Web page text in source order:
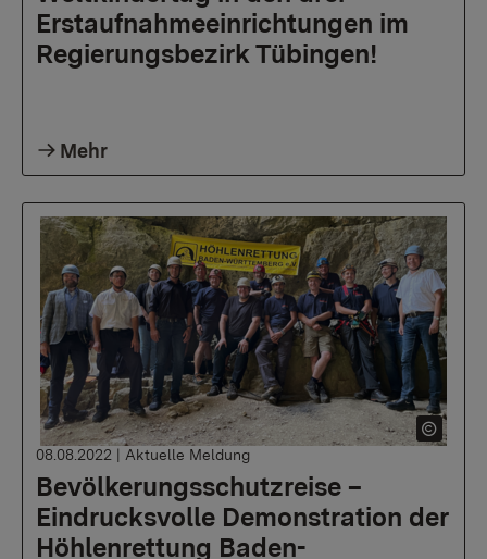
Erstaufnahmeeinrichtungen im
Regierungsbezirk Tübingen!
Mehr
Bevölkerungsschutzreise –
Eindrucksvolle Demonstration der
Höhlenrettung Baden-
08.08.2022 | Aktuelle Meldung